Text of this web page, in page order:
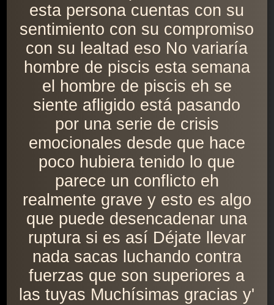
esta persona cuentas con su
sentimiento con su compromiso
con su lealtad eso No variaría
hombre de piscis esta semana
el hombre de piscis eh se
siente afligido está pasando
por una serie de crisis
emocionales desde que hace
poco hubiera tenido lo que
parece un conflicto eh
realmente grave y esto es algo
que puede desencadenar una
ruptura si es así Déjate llevar
nada sacas luchando contra
fuerzas que son superiores a
las tuyas Muchísimas gracias y'